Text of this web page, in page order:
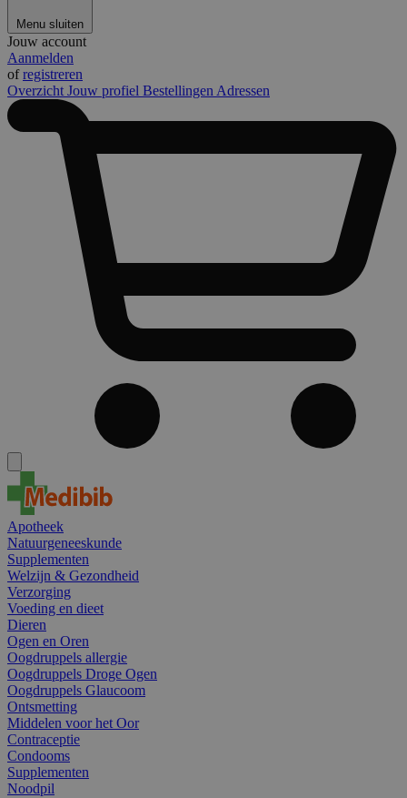
Menu sluiten
Jouw account
Aanmelden
ofregistreren
Overzicht Jouw profiel Bestellingen Adressen
Apotheek
Natuurgeneeskunde
Supplementen
Welzijn & Gezondheid
Verzorging
Voeding en dieet
Dieren
Ogen en Oren
Oogdruppels allergie
Oogdruppels Droge Ogen
Oogdruppels Glaucoom
Ontsmetting
Middelen voor het Oor
Contraceptie
Condooms
Supplementen
Noodpil